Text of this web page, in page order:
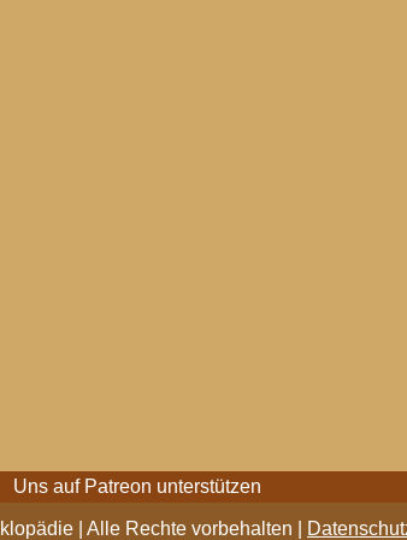
Uns auf Patreon unterstützen
| Alle Rechte vorbehalten |